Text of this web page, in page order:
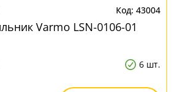
43004
Varmo LSN-0106-01
6 шт.